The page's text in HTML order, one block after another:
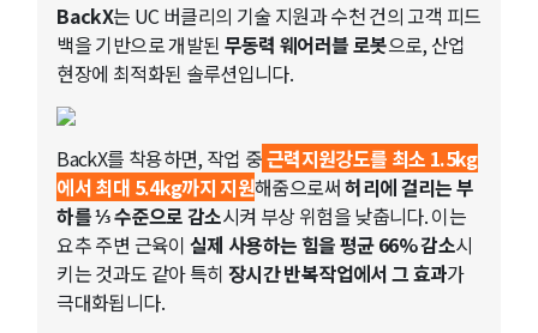
BackX는 UC 버클리의 기술 지원과 수천 건의 고객 피드
백을 기반으로 개발된 무동력 웨어러블 로봇으로, 산업
현장에 최적화된 솔루션입니다.
BackX를 착용하면, 작업 중근력지원강도를 최소 1.5kg
에서 최대 5.4kg까지 지원해줌으로써허리에 걸리는 부
하를 ⅓ 수준으로 감소시켜 부상 위험을 낮춥니다. 이는
요추 주변 근육이 실제 사용하는 힘을 평균 66% 감소시
키는 것과도 같아 특히 장시간 반복작업에서 그 효과가
극대화됩니다.